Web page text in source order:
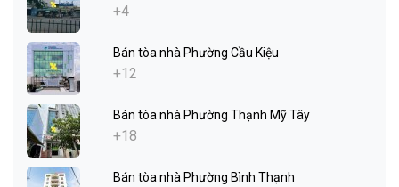
+4
Bán tòa nhà Phường Cầu Kiệu
+12
Bán tòa nhà Phường Thạnh Mỹ Tây
+18
Bán tòa nhà Phường Bình Thạnh